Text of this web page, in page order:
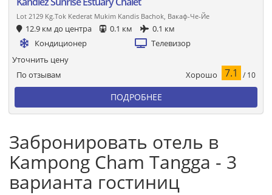
Lot 2129 Kg.Tok Kederat Mukim Kandis Bachok, Вакаф-Че-Йе
12.9 км до центра 0.1 км
0.1 км
Кондиционер
Телевизор
По отзывам Хорошо 7.1 / 10
Уточнить цену
ПОДРОБНЕЕ
Забронировать отель в
Kampong Cham Tangga - 3
варианта гостиниц